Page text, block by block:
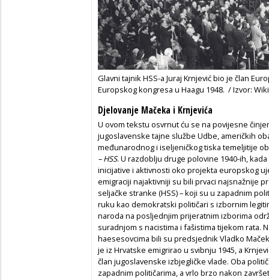
Glavni tajnik HSS-a Juraj Krnjević bio je član
Europskog kongresa u Haagu 1948. / Izvor:
Djelovanje Mačeka i Krnjevića
U ovom tekstu osvrnut ću se na povijesne
jugoslavenske tajne službe Udbe, američkih
međunarodnog i iseljeničkog tiska temeljitije
– HSS. U razdoblju druge polovine 1940-ih,
inicijative i aktivnosti oko projekta europskog
emigraciji najaktivniji su bili prvaci najsnažnije
seljačke stranke (HSS) – koji su u zapadnim
ruku kao demokratski političari s izbornim
naroda na posljednjim prijeratnim izborima
suradnjom s nacistima i fašistima tijekom rata.
haesesovcima bili su predsjednik Vladko
je iz Hrvatske emigrirao u svibnju 1945, a
član jugoslavenske izbjegličke vlade. Oba
zapadnim političarima, a vrlo brzo nakon